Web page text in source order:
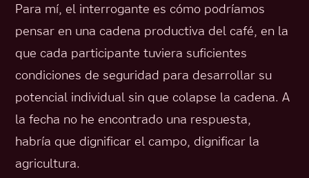
Para mí, el interrogante es cómo podríamos
pensar en una cadena productiva del café, en la
que cada participante tuviera suficientes
condiciones de seguridad para desarrollar su
potencial individual sin que colapse la cadena. A
la fecha no he encontrado una respuesta,
habría que dignificar el campo, dignificar la
agricultura.